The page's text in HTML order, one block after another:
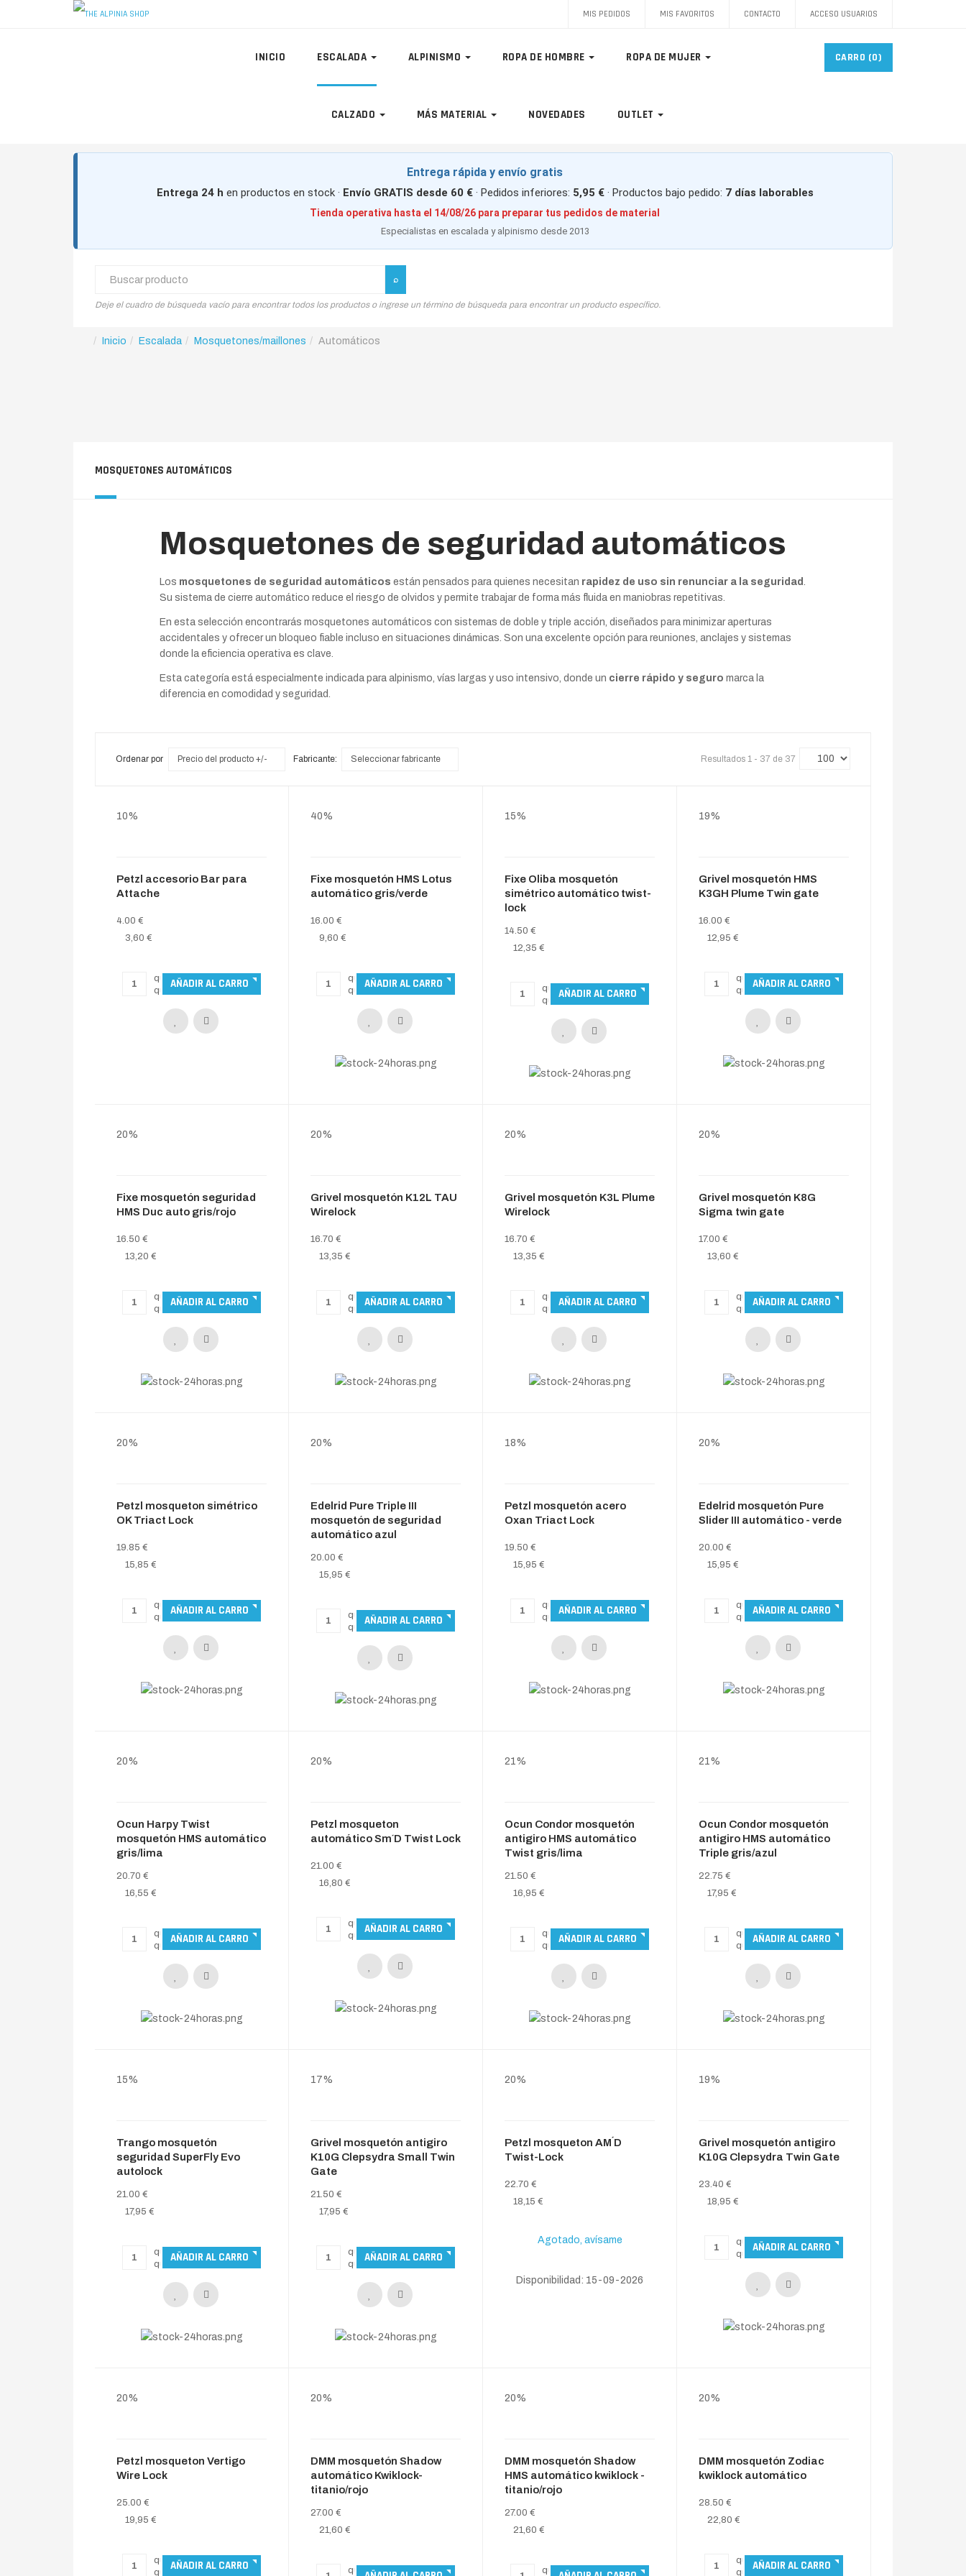
MIS PEDIDOS MIS FAVORITOS CONTACTO ACCESO USUARIOS
INICIO ESCALADA ALPINISMO ROPA DE HOMBRE ROPA DE MUJER
CALZADO MÁS MATERIAL NOVEDADES OUTLET
CARRO (0)
Entrega rápida y envío gratis
Entrega 24 h en productos en stock · Envío GRATIS desde 60 €· Pedidos inferiores: 5,95 €· Productos bajo pedido: 7 días laborables
Tienda operativa hasta el 14/08/26 para preparar tus pedidos de material
Especialistas en escalada y alpinismo desde 2013
Deje el cuadro de búsqueda vacío para encontrar todos los productos o ingrese un término de búsqueda para encontrar un producto específico.
Inicio Escalada Mosquetones/maillones Automáticos
MOSQUETONES AUTOMÁTICOS
Mosquetones de seguridad automáticos
Los mosquetones de seguridad automáticos están pensados para quienes necesitan rapidez de uso sin renunciar a la seguridad.
Su sistema de cierre automático reduce el riesgo de olvidos y permite trabajar de forma más fluida en maniobras repetitivas.
En esta selección encontrarás mosquetones automáticos con sistemas de doble y triple acción, diseñados para minimizar aperturas
accidentales y ofrecer un bloqueo fiable incluso en situaciones dinámicas. Son una excelente opción para reuniones, anclajes y sistemas
donde la eficiencia operativa es clave.
Esta categoría está especialmente indicada para alpinismo, vías largas y uso intensivo, donde un cierre rápido y seguro marca la
diferencia en comodidad y seguridad.
Ordenar por Precio del producto +/- Fabricante: Seleccionar fabricante Resultados 1 - 37 de 37
10%
Petzl accesorio Bar para
Attache
4.00 €
3,60 €
40%
Fixe mosquetón HMS Lotus
automático gris/verde
16.00 €
9,60 €
15%
Fixe Oliba mosquetón
simétrico automático twist-
lock
14.50 €
12,35 €
19%
Grivel mosquetón HMS
K3GH Plume Twin gate
16.00 €
12,95 €
20%
Fixe mosquetón seguridad
HMS Duc auto gris/rojo
16.50 €
13,20 €
20%
Grivel mosquetón K12L TAU
Wirelock
16.70 €
13,35 €
20%
Grivel mosquetón K3L Plume
Wirelock
16.70 €
13,35 €
20%
Grivel mosquetón K8G
Sigma twin gate
17.00 €
13,60 €
20%
Petzl mosqueton simétrico
OK Triact Lock
19.85 €
15,85 €
20%
Edelrid Pure Triple III
mosquetón de seguridad
automático azul
20.00 €
15,95 €
18%
Petzl mosquetón acero
Oxan Triact Lock
19.50 €
15,95 €
20%
Edelrid mosquetón Pure
Slider III automático - verde
20.00 €
15,95 €
20%
Ocun Harpy Twist
mosquetón HMS automático
gris/lima
20.70 €
16,55 €
20%
Petzl mosqueton
automático Sm´D Twist Lock
21.00 €
16,80 €
21%
Ocun Condor mosquetón
antigiro HMS automático
Twist gris/lima
21.50 €
16,95 €
21%
Ocun Condor mosquetón
antigiro HMS automático
Triple gris/azul
22.75 €
17,95 €
15%
Trango mosquetón
seguridad SuperFly Evo
autolock
21.00 €
17,95 €
17%
Grivel mosquetón antigiro
K10G Clepsydra Small Twin
Gate
21.50 €
17,95 €
20%
Petzl mosqueton AM´D
Twist-Lock
22.70 €
18,15 €
Agotado, avísame
Disponibilidad: 15-09-2026
19%
Grivel mosquetón antigiro
K10G Clepsydra Twin Gate
23.40 €
18,95 €
20%
Petzl mosqueton Vertigo
Wire Lock
25.00 €
19,95 €
20%
DMM mosquetón Shadow
automático Kwiklock-
titanio/rojo
27.00 €
21,60 €
20%
DMM mosquetón Shadow
HMS automático kwiklock -
titanio/rojo
27.00 €
21,60 €
20%
DMM mosquetón Zodiac
kwiklock automático
28.50 €
22,80 €